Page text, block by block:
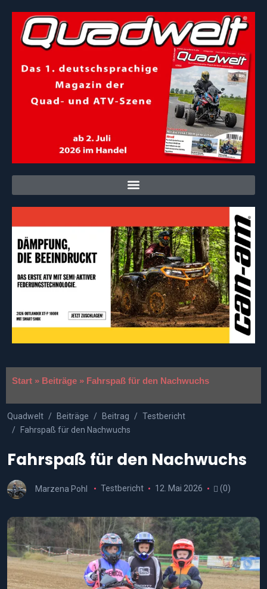
Start » Beiträge » Fahrspaß für den Nachwuchs
Quadwelt Beiträge Beitrag
Testbericht
Fahrspaß für den Nachwuchs
Fahrspaß für den Nachwuchs
Marzena Pohl Testbericht 12. Mai 2026 (0)